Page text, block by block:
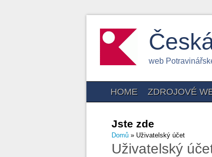
web
HOME ZDROJOVÉ
Jste zde
Domů » Uživatelský účet
Uživatelský